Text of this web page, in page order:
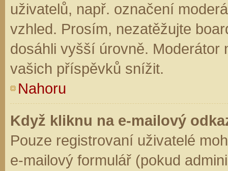
uživatelů, např. označení
vzhled. Prosím, nezatěžujte
dosáhli vyšší úrovně. Moderátor
vašich příspěvků snížit.
Nahoru
Když kliknu na e-mailový
Pouze registrovaní uživatelé
e-mailový formulář (pokud